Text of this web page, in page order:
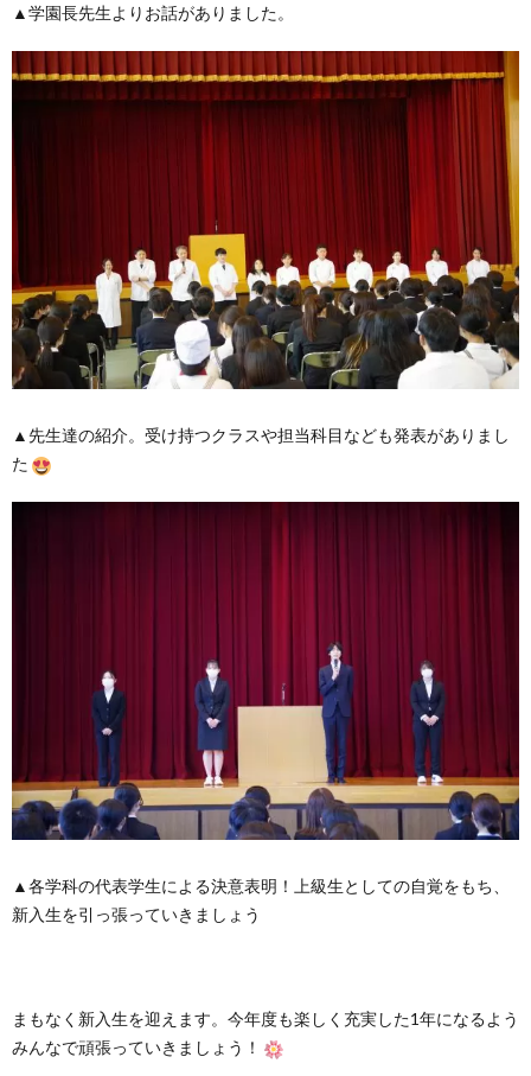
▲学園長先生よりお話がありました。
▲先生達の紹介。受け持つクラスや担当科目なども発表がありまし
た
▲各学科の代表学生による決意表明！上級生としての自覚をもち、
新入生を引っ張っていきましょう
まもなく新入生を迎えます。今年度も楽しく充実した1年になるよう
みんなで頑張っていきましょう！